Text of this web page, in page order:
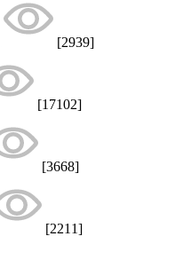
[2939]
[17102]
[3668]
[2211]